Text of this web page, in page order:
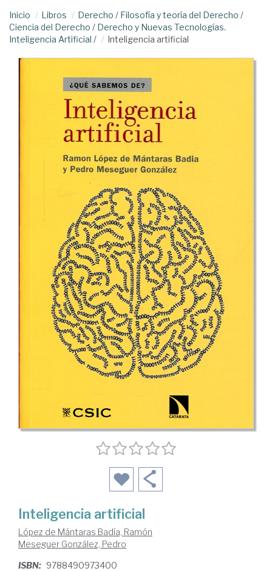
Inicio Libros Derecho / Filosofía y teoría del Derecho /
Ciencia del Derecho / Derecho y Nuevas Tecnologías.
Inteligencia Artificial / Inteligencia artificial
Inteligencia artificial
López de Mántaras Badía, Ramón
Meseguer González, Pedro
ISBN: 9788490973400